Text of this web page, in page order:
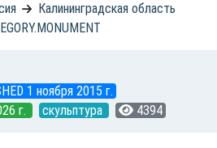
Калининградская область
1 ноября 2015 г.
г.
скульптура 4394